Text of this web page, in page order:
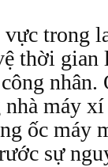
trong
thời gian
nhân.
máy
ốc máy
sự